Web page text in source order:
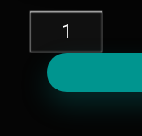
Cambiar
Batería
iPhone